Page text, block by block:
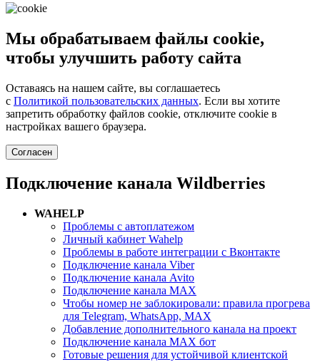
Мы обрабатываем файлы cookie,
чтобы улучшить работу сайта
Оставаясь на нашем сайте, вы соглашаетесь
с Политикой пользовательских данных. Если вы хотите
запретить обработку файлов cookie, отключите cookie в
настройках вашего браузера.
Согласен
Подключение канала Wildberries
WAHELP
Проблемы с автоплатежом
Личный кабинет Wahelp
Проблемы в работе интеграции с Вконтакте
Подключение канала Viber
Подключение канала Avito
Подключение канала MAX
Чтобы номер не заблокировали: правила прогрева
для Telegram, WhatsApp, MAX
Добавление дополнительного канала на проект
Подключение канала MAX бот
Готовые решения для устойчивой клиентской